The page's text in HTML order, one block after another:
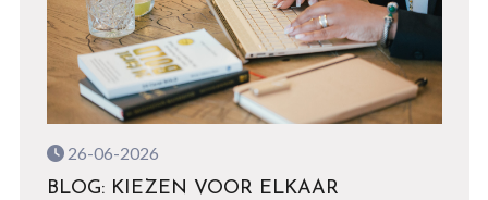
26-06-2026
BLOG: KIEZEN VOOR ELKAAR